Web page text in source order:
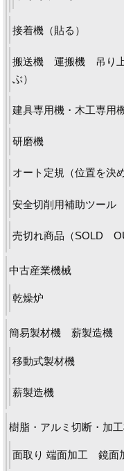
接着機（貼る）
搬送機 運搬機 吊り
ぶ）
建具専用機・木工専用
研磨機
オート定規（位置を決め
安全切削用補助ツール
売切れ商品（SOLD
中古産業機械
乾燥炉
簡易製材機 薪製造機
移動式製材機
薪製造機
樹脂・アルミ切断・加
面取り 端面加工 鏡面